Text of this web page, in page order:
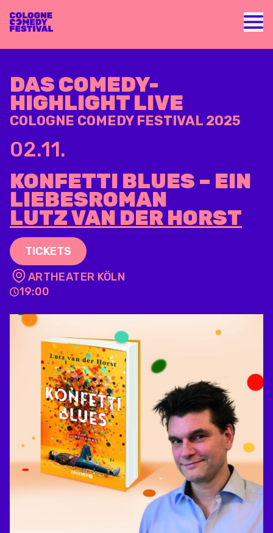
DAS COMEDY-
HIGHLIGHT LIVE
COLOGNE COMEDY FESTIVAL 2025
02.11.
KONFETTI BLUES – EIN
LIEBESROMAN
LUTZ VAN DER HORST
TICKETS
ARTHEATER KÖLN
19:00